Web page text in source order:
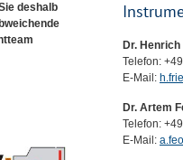
deshalb
Dr.
Telefon:
E-Mail:
Dr. Artem
Telefon:
E-Mail: